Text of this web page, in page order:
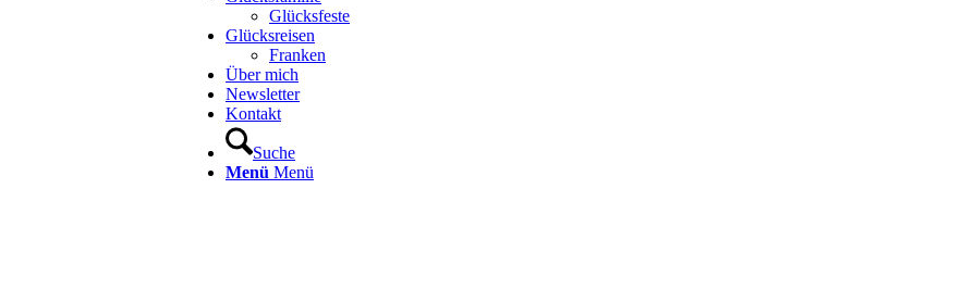
Glücksfeste
Glücksreisen
Franken
Über mich
Newsletter
Kontakt
Suche
Menü Menü